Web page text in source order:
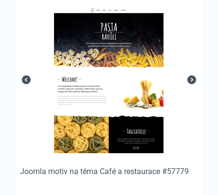
Joomla motiv na téma Café a restaurace #57779